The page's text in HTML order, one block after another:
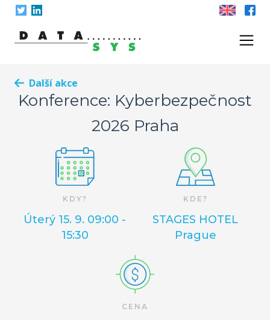
Skip
content
Další akce
Konference: Kyberbezpečnost
2026 Praha
KDY?
Úterý 15. 9. 09:00 -
15:30
KDE?
STAGES HOTEL
Prague
CENA